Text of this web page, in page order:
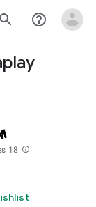
search help_outline
18 info